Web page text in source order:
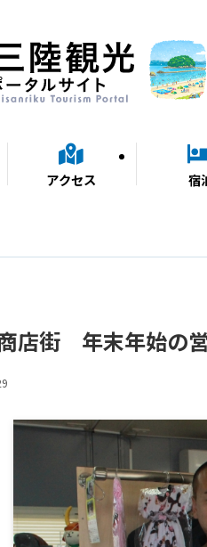
アクセス 宿
店街 年末年始の